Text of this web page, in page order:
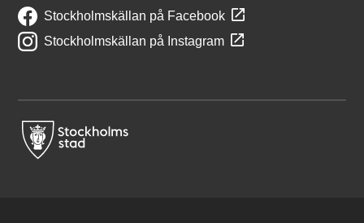
Stockholmskällan på Facebook
Stockholmskällan på Instagram